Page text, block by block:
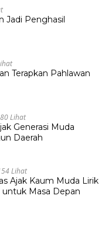
Jadi Penghasil
Terapkan Pahlawan
Lihat
Generasi Muda
Daerah
Lihat
Ajak Kaum Muda Lirik
Masa Depan